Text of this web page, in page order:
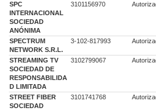
SPC
INTERNACIONAL
SOCIEDAD
ANÓNIMA
3101156970
SPECTRUM
NETWORK S.R.L.
3-102-817993
STREAMING TV
SOCIEDAD DE
RESPONSABILIDA
D LIMITADA
3102799067
STREET FIBER
SOCIEDAD
3101741768